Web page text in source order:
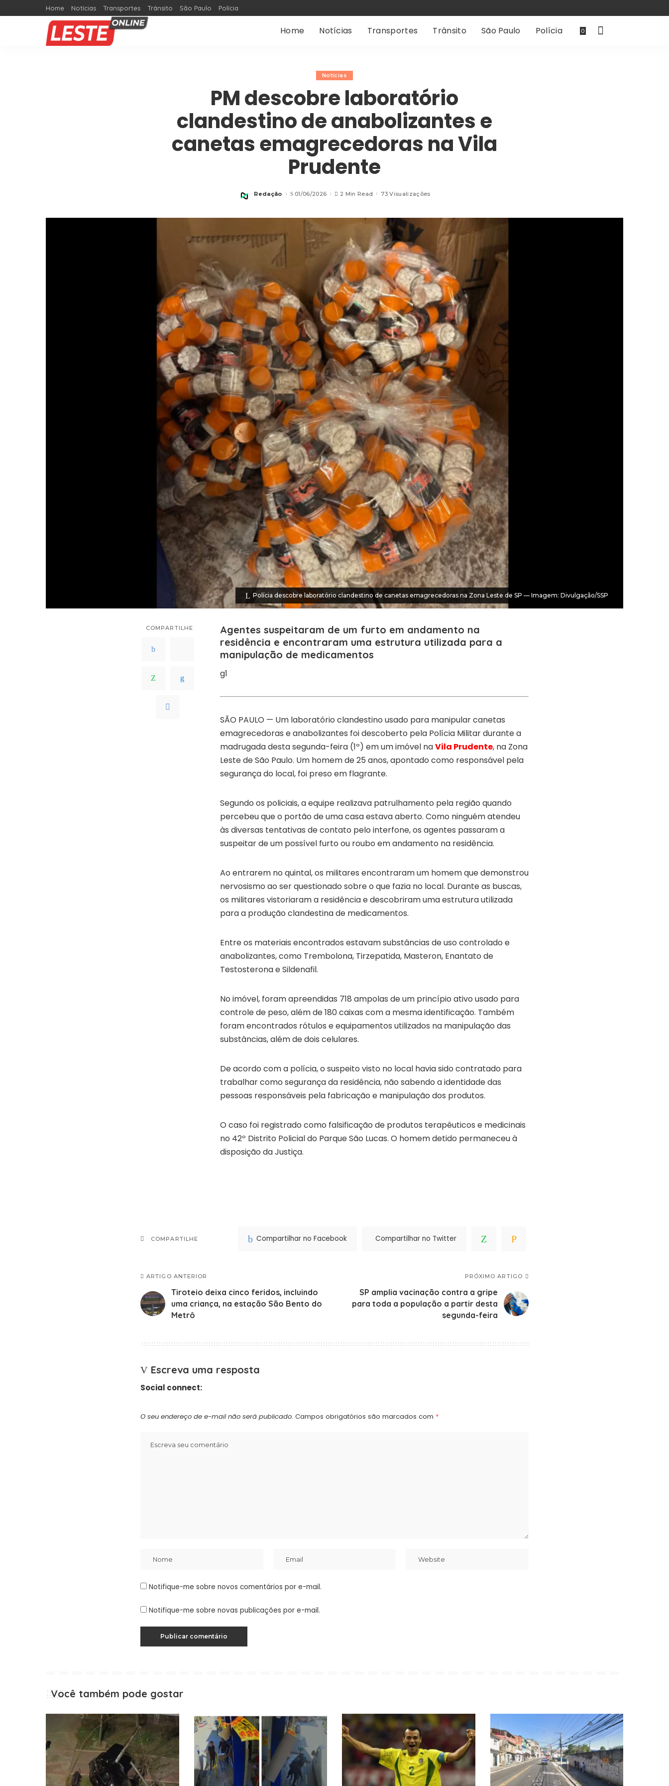
Home Notícias Transportes Trânsito São Paulo Polícia
Home Notícias Transportes Trânsito São Paulo Polícia 0
Notícias
PM descobre laboratório
clandestino de anabolizantes e
canetas emagrecedoras na Vila
Prudente
Posted
Redação 01/06/2026 2 Min Read 73 Visualizações
Polícia descobre laboratório clandestino de canetas emagrecedoras na Zona Leste de SP — Imagem: Divulgação/SSP
COMPARTILHE
Agentes suspeitaram de um furto em andamento na
residência e encontraram uma estrutura utilizada para a
manipulação de medicamentos
g1
SÃO PAULO — Um laboratório clandestino usado para manipular canetas
emagrecedoras e anabolizantes foi descoberto pela Polícia Militar durante a
madrugada desta segunda-feira (1º) em um imóvel naVila Prudente, na Zona
Leste de São Paulo. Um homem de 25 anos, apontado como responsável pela
segurança do local, foi preso em flagrante.
Segundo os policiais, a equipe realizava patrulhamento pela região quando
percebeu que o portão de uma casa estava aberto. Como ninguém atendeu
às diversas tentativas de contato pelo interfone, os agentes passaram a
suspeitar de um possível furto ou roubo em andamento na residência.
Ao entrarem no quintal, os militares encontraram um homem que demonstrou
nervosismo ao ser questionado sobre o que fazia no local. Durante as buscas,
os militares vistoriaram a residência e descobriram uma estrutura utilizada
para a produção clandestina de medicamentos.
Entre os materiais encontrados estavam substâncias de uso controlado e
anabolizantes, como Trembolona, Tirzepatida, Masteron, Enantato de
Testosterona e Sildenafil.
No imóvel, foram apreendidas 718 ampolas de um princípio ativo usado para
controle de peso, além de 180 caixas com a mesma identificação. Também
foram encontrados rótulos e equipamentos utilizados na manipulação das
substâncias, além de dois celulares.
De acordo com a polícia, o suspeito visto no local havia sido contratado para
trabalhar como segurança da residência, não sabendo a identidade das
pessoas responsáveis pela fabricação e manipulação dos produtos.
O caso foi registrado como falsificação de produtos terapêuticos e medicinais
no 42º Distrito Policial do Parque São Lucas. O homem detido permaneceu à
disposição da Justiça.
COMPARTILHE Compartilhar no Facebook Compartilhar no Twitter
ARTIGO ANTERIOR
Tiroteio deixa cinco feridos, incluindo
uma criança, na estação São Bento do
Metrô
PRÓXIMO ARTIGO
SP amplia vacinação contra a gripe
para toda a população a partir desta
segunda-feira
Escreva uma resposta
Social connect:
O seu endereço de e-mail não será publicado. Campos obrigatórios são marcados com *
Notifique-me sobre novos comentários por e-mail.
Notifique-me sobre novas publicações por e-mail.
Você também pode gostar